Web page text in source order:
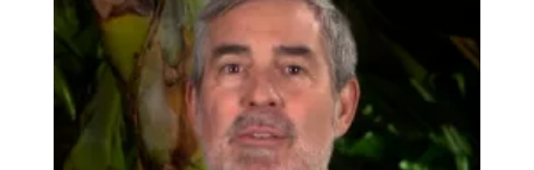
Fátima Lemes: «Arona necesitaba volver a
creer en sí misma y ese ha sido el mayor
cambio de estos tres años»
23/07/2026